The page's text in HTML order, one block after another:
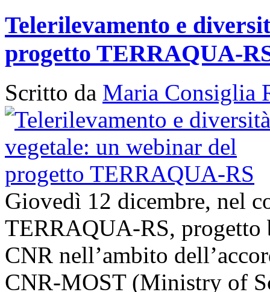
Telerilevamento e
progetto TERRAQUA-
Scritto da Maria Consiglia
Giovedì 12 dicembre, nel
TERRAQUA-RS, progetto
CNR nell’ambito
CNR-MOST (Ministry of